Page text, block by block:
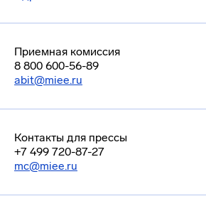
Приемная комиссия
8 800 600-56-89
abit@miee.ru
Контакты для прессы
+7 499 720-87-27
mc@miee.ru